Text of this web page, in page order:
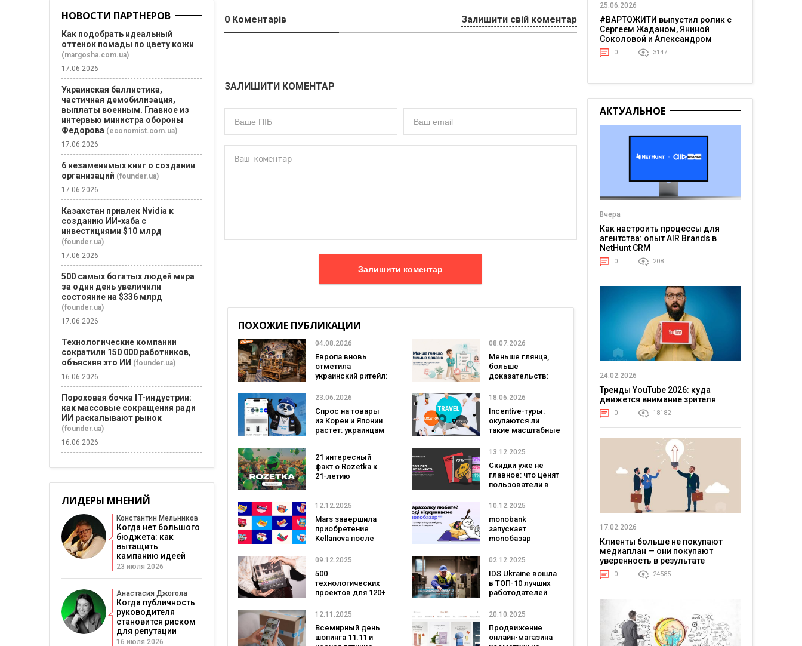
0 Коментарів Залишити свій коментар
ЗАЛИШИТИ КОМЕНТАР
Залишити коментар
ПОХОЖИЕ ПУБЛИКАЦИИ
04.08.2026
Европа вновь
отметила
украинский ритейл:
«Сильпо» вошли в
супермаркетов
08.07.2026
Меньше глянца,
больше
доказательств:
Tipping Points 2026
брендов
23.06.2026
Спрос на товары
из Кореи и Японии
растет: украинцам
азиатским
маркетплейсам
18.06.2026
Incentive-туры:
окупаются ли
такие масштабные
они нужны бизнесу
21 интересный
факт о Rozetka к
21-летию
13.12.2025
Скидки уже не
главное: что ценят
пользователи в
лояльности 2025
12.12.2025
Mars завершила
приобретение
Kellanova после
одобрения
10.12.2025
monobank
запускает
monoбазар
09.12.2025
500
технологических
проектов для 120+
компаний —
поделились
результатами
02.12.2025
IDS Ukraine вошла
в ТОП-10 лучших
работодателей
году
12.11.2025
Всемирный день
шопинга 11.11 и
20.10.2025
Продвижение
онлайн-магазина
НОВОСТИ ПАРТНЕРОВ
Как подобрать идеальный
оттенок помады по цвету кожи
(margosha.com.ua)
17.06.2026
Украинская баллистика,
частичная демобилизация,
выплаты военным. Главное из
интервью министра обороны
Федорова (economist.com.ua)
17.06.2026
6 незаменимых книг о создании
организаций (founder.ua)
17.06.2026
Казахстан привлек Nvidia к
созданию ИИ-хаба с
инвестициями $10 млрд
(founder.ua)
17.06.2026
500 самых богатых людей мира
за один день увеличили
состояние на $336 млрд
(founder.ua)
17.06.2026
Технологические компании
сократили 150 000 работников,
объясняя это ИИ (founder.ua)
16.06.2026
Пороховая бочка IT-индустрии:
как массовые сокращения ради
ИИ раскалывают рынок
(founder.ua)
16.06.2026
ЛИДЕРЫ МНЕНИЙ
Константин Мельников
Когда нет большого
бюджета: как
вытащить
кампанию идеей
23 июля 2026
Анастасия Джогола
Когда публичность
руководителя
становится риском
для репутации
16 июля 2026
25.06.2026
#ВАРТОЖИТИ выпустил ролик с
Сергеем Жаданом, Яниной
Соколовой и Александром
Тереном о жизни в постоянном
напряжении
0 3147
АКТУАЛЬНОЕ
Вчера
Как настроить процессы для
агентства: опыт AIR Brands в
NetHunt CRM
0 208
24.02.2026
Тренды YouTube 2026: куда
движется внимание зрителя
0 18182
17.02.2026
Клиенты больше не покупают
медиаплан — они покупают
уверенность в результате
0 24585